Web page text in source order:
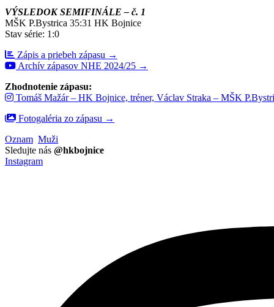
VÝSLEDOK SEMIFINÁLE – č. 1
MŠK P.Bystrica 35:31 HK Bojnice
Stav série: 1:0
Zápis a priebeh zápasu →
Archív zápasov NHE 2024/25 →
Zhodnotenie zápasu:
Tomáš Mažár – HK Bojnice, tréner, Václav Straka – MŠK
Fotogaléria zo zápasu →
Oznam Muži
Sledujte nás @hkbojnice
Instagram